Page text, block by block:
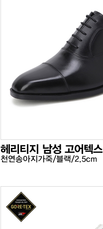
헤리티지 남성 고어텍스
천연송아지가죽/블랙/2.5cm